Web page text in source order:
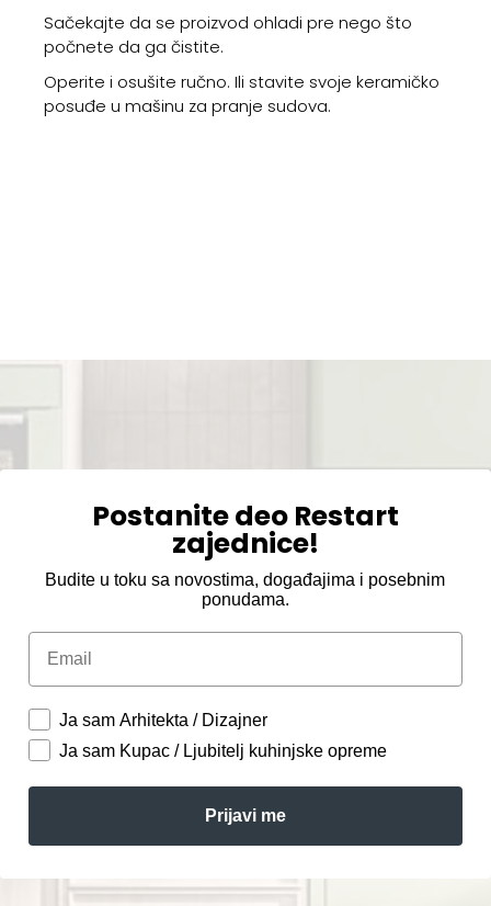
Sačekajte da se proizvod ohladi pre nego što
počnete da ga čistite.
Operite i osušite ručno. Ili stavite svoje keramičko
posuđe u mašinu za pranje sudova.
Postanite deo Restart
zajednice!
Budite u toku sa novostima, događajima i posebnim
ponudama.
Email
Ja sam Arhitekta / Dizajner
Ja sam Kupac / Ljubitelj kuhinjske opreme
Prijavi me